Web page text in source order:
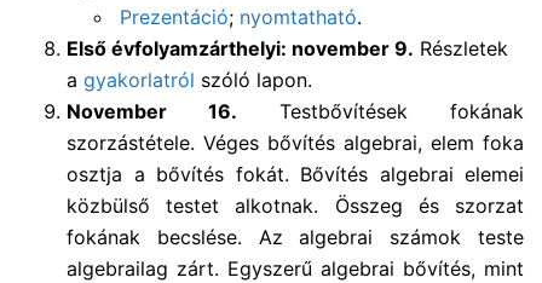
Prezentáció; nyomtatható.
Első évfolyamzárthelyi: november 9. Részletek
a gyakorlatról szóló lapon.
November 16. Testbővítések fokának
szorzástétele. Véges bővítés algebrai, elem foka
osztja a bővítés fokát. Bővítés algebrai elemei
közbülső testet alkotnak. Összeg és szorzat
fokának becslése. Az algebrai számok teste
algebrailag zárt. Egyszerű algebrai bővítés, mint